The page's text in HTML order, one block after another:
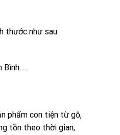
thước như sau:
Bình…..
phẩm con tiện từ gỗ,
tồn theo thời gian,